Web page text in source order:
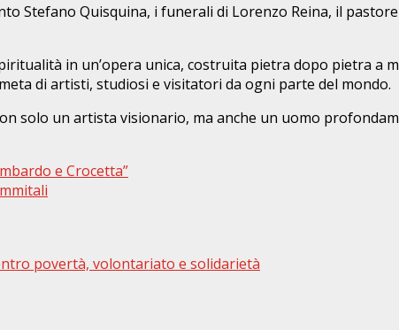
Stefano Quisquina, i funerali di Lorenzo Reina, il past
in un’opera unica, costruita pietra dopo pietra a
di artisti, studiosi e visitatori da ogni parte del mondo.
solo un artista visionario, ma anche un uomo
e Crocetta”
povertà, volontariato e solidarietà